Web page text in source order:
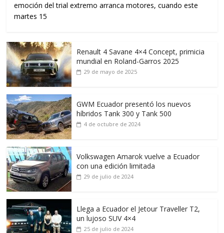
emoción del trial extremo arranca motores, cuando este
martes 15
Renault 4 Savane 4×4 Concept, primicia
mundial en Roland-Garros 2025
29 de mayo de 2025
GWM Ecuador presentó los nuevos
híbridos Tank 300 y Tank 500
4 de octubre de 2024
Volkswagen Amarok vuelve a Ecuador
con una edición limitada
29 de julio de 2024
Llega a Ecuador el Jetour Traveller T2,
un lujoso SUV 4×4
25 de julio de 2024